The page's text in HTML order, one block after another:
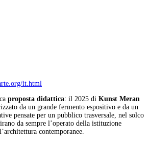
it.html
proposta didattica: il 2025 di Kunst Meran
da un grande fermento espositivo e da un
pensate per un pubblico trasversale, nel solco
da sempre l’operato della istituzione
contemporanee.